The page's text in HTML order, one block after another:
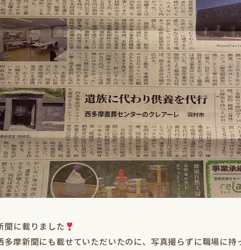
聞に載りました
多摩新聞にも載せていただいたのに、写真撮らずに職場に持